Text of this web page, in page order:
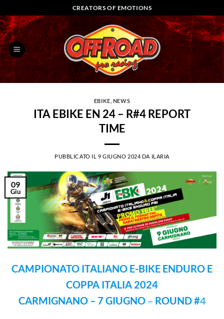
ai
contenuti
CREATORS OF EMOTIONS
EBIKE NEWS
ITA EBIKE EN 24 – R#4 REPORT
TIME
PUBBLICATO IL 9 GIUGNO 2024 DA ILARIA
09
Giu
CAMPIONATO ITALIANO E-BIKE ENDURO E
COPPA ITALIA 2024
CARMIGNANO – 7 GIUGNO– ROUND #4